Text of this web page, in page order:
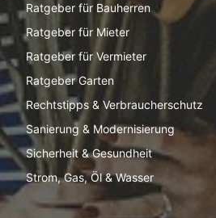
Ratgeber für Bauherren
Ratgeber für Mieter
Ratgeber für Vermieter
Ratgeber Garten
Rechtstipps & Verbraucherschutz
Sanierung & Modernisierung
Sicherheit & Gesundheit
Strom, Gas, Öl & Wasser